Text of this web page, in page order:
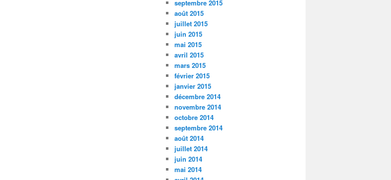
septembre 2015
août 2015
juillet 2015
juin 2015
mai 2015
avril 2015
mars 2015
février 2015
janvier 2015
décembre 2014
novembre 2014
octobre 2014
septembre 2014
août 2014
juillet 2014
juin 2014
mai 2014